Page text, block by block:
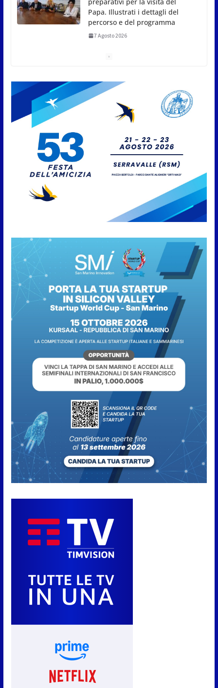
Papa. Illustrati i dettagli del
percorso e del programma
7 Agosto 2026
via il 18 agosto
7 Agosto 2026
San Marino Comics 2026 punta
locali protagonisti del festival
7 Agosto 2026
mercoledì 12, verso l’ora del
tramonto. I luoghi del territorio
dove si potrà ammirare